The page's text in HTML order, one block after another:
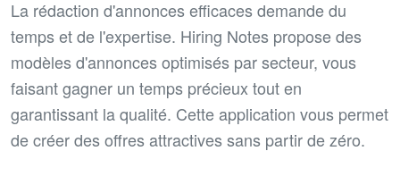
La rédaction d'annonces efficaces demande du
temps et de l'expertise. Hiring Notes propose des
modèles d'annonces optimisés par secteur, vous
faisant gagner un temps précieux tout en
garantissant la qualité. Cette application vous permet
de créer des offres attractives sans partir de zéro.